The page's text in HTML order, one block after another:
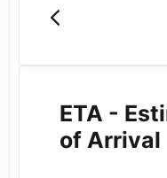
ETA -
of Arrival